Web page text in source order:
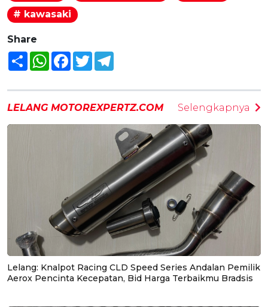
# kawasaki
Share
Share WhatsAppFacebook
Twitter
LELANG MOTOREXPERTZ.COM Selengkapnya
Lelang: Knalpot Racing CLD Speed Series Andalan Pemilik
Aerox Pencinta Kecepatan, Bid Harga Terbaikmu Bradsis